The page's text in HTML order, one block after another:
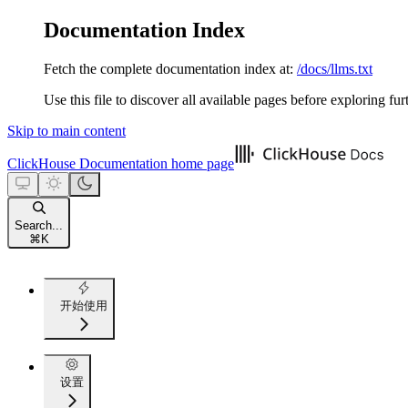
Documentation Index
Fetch the complete documentation index at: /docs/llms.txt
Use this file to discover all available pages before exploring
Skip to main content
ClickHouse Documentation home page
Search...
⌘ K
开始使用
设置